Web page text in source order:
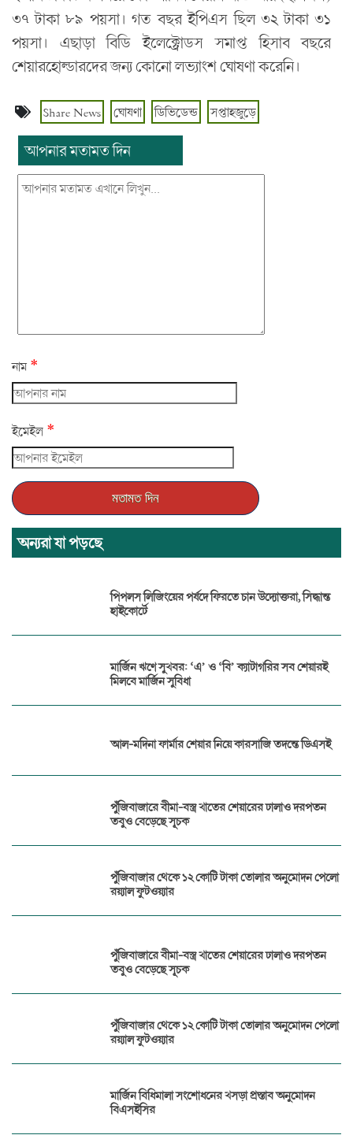
৩৭ টাকা ৮৯ পয়সা। গত বছর ইপিএস ছিল ৩২ টাকা ৩১
পয়সা। এছাড়া বিডি ইলেক্ট্রোডস সমাপ্ত হিসাব বছরে
শেয়ারহোল্ডারদের জন্য কোনো লভ্যাংশ ঘোষণা করেনি।
Share News ঘোষণা ডিভিডেন্ড সপ্তাহজুড়ে
আপনার মতামত দিন
নাম *
ইমেইল *
অন্যরা যা পড়ছে
পিপলস লিজিংয়ের পর্ষদে ফিরতে চান উদ্যোক্তরা, সিদ্ধান্ত
হাইকোর্টে
মার্জিন ঋণে সুখবর: ‘এ’ ও ‘বি’ ক্যাটাগরির সব শেয়ারই
মিলবে মার্জিন সুবিধা
আল-মদিনা ফার্মার শেয়ার নিয়ে কারসাজি তদন্তে ডিএসই
পুঁজিবাজারে বীমা-বস্ত্র খাতের শেয়ারের ঢালাও দরপতন
তবুও বেড়েছে সূচক
পুঁজিবাজার থেকে ১২ কোটি টাকা তোলার অনুমোদন পেলো
রয়্যাল ফুটওয়্যার
পুঁজিবাজারে বীমা-বস্ত্র খাতের শেয়ারের ঢালাও দরপতন
তবুও বেড়েছে সূচক
পুঁজিবাজার থেকে ১২ কোটি টাকা তোলার অনুমোদন পেলো
রয়্যাল ফুটওয়্যার
মার্জিন বিধিমালা সংশোধনের খসড়া প্রস্তাব অনুমোদন
বিএসইসির